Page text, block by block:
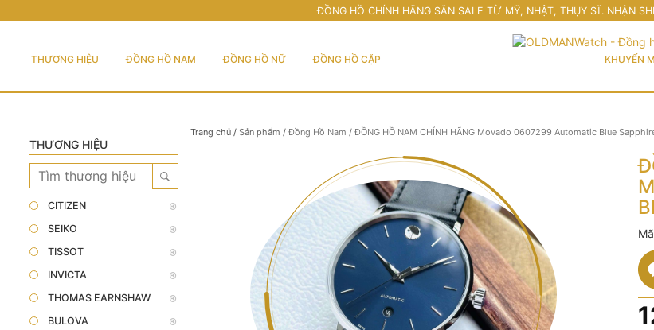
ĐỒNG HỒ CHÍNH HÃNG SĂN SALE TỪ MỸ, NHẬT, THỤY SĨ. NHẬN
THƯƠNG HIỆU ĐỒNG HỒ NAM ĐỒNG HỒ NỮ ĐỒNG HỒ CẶP KHUYẾN
THƯƠNG HIỆU
CITIZEN
SEIKO
TISSOT
INVICTA
THOMAS EARNSHAW
BULOVA
Trang chủ/ Sản phẩm / Đồng Hồ Nam / ĐỒNG HỒ NAM CHÍNH HÃNG Movado 0607299 Automatic Blue